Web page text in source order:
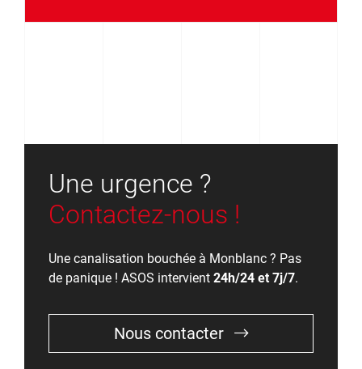
Une urgence ?
Contactez-nous !
Une canalisation bouchée à Monblanc ? Pas
de panique ! ASOS intervient 24h/24 et 7j/7.
Nous contacter